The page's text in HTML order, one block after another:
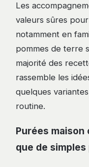
Les
valeurs sûres
notamment en
pommes de terre
majorité des
rassemble les
quelques
routine.
Purées
que de